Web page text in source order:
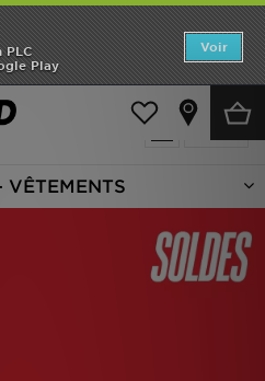
PLC
Play
Voir
(0-3 ans)
VÊTEMENTS